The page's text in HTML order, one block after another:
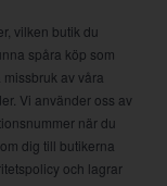
vilken butik du
spåra köp som
av våra
Vi använder oss av
när du
dig till butikerna
och lagrar